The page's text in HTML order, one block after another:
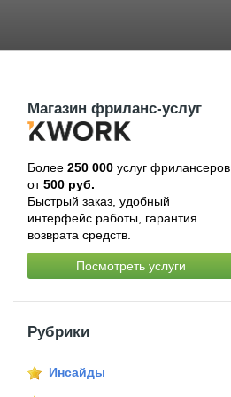
Магазин фриланс-услуг
Более 250 000услуг фрилансеров
от500 руб.
Быстрый заказ, удобный
интерфейс работы, гарантия
возврата средств.
Посмотреть услуги
Рубрики
Инсайды